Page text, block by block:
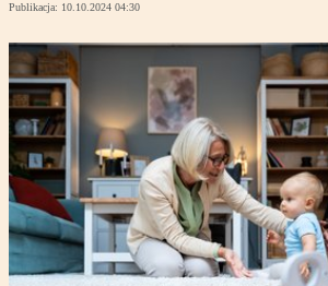
Publikacja: 10.10.2024 04:30